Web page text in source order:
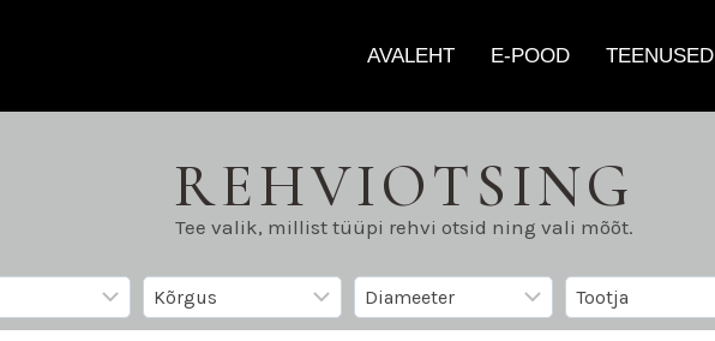
AVALEHT E-POOD TEENUSED
REHVIOTSING
Tee valik, millist tüüpi rehvi otsid ning vali mõõt.